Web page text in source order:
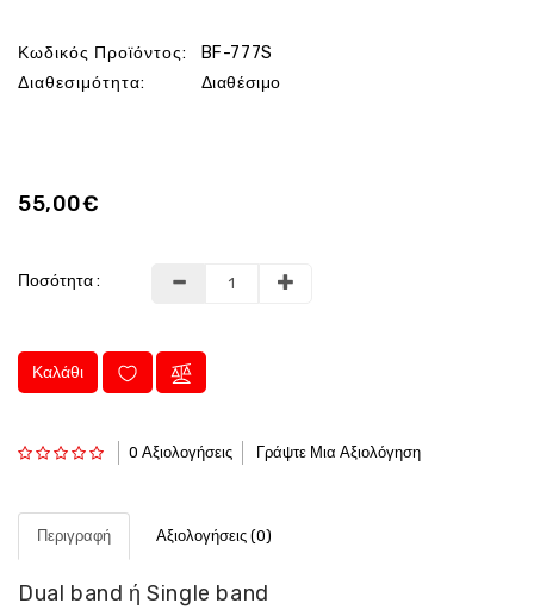
Κωδικός Προϊόντος:
BF-777S
Διαθεσιμότητα:
Διαθέσιμο
55,00€
Ποσότητα :
Καλάθι
0 Αξιολογήσεις Γράψτε Μια Αξιολόγηση
Περιγραφή Αξιολογήσεις (0)
Dual band ή Single band